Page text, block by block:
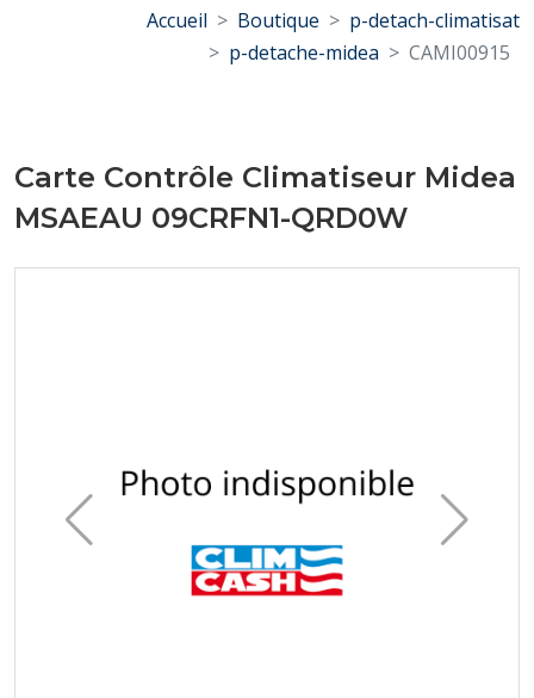
Accueil Boutique
p-detach-climatisat
p-detache-midea
CAMI00915
Carte Contrôle Climatiseur Midea
MSAEAU 09CRFN1-QRD0W